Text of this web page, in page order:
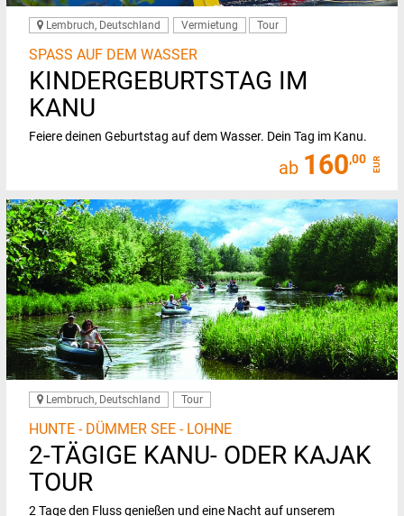
Lembruch, Deutschland Vermietung Tour
SPASS AUF DEM WASSER
KINDERGEBURTSTAG IM
KANU
Feiere deinen Geburtstag auf dem Wasser. Dein Tag im Kanu.
ab 160,00 EUR
Lembruch, Deutschland Tour
HUNTE - DÜMMER SEE - LOHNE
2-TÄGIGE KANU- ODER KAJAK
TOUR
2 Tage den Fluss genießen und eine Nacht auf unserem